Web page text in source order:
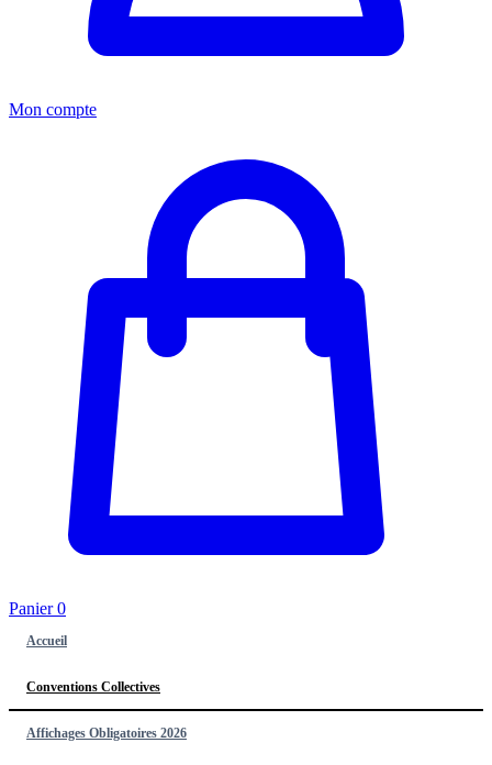
Mon compte
Panier0
Accueil
Conventions Collectives
Affichages Obligatoires 2026